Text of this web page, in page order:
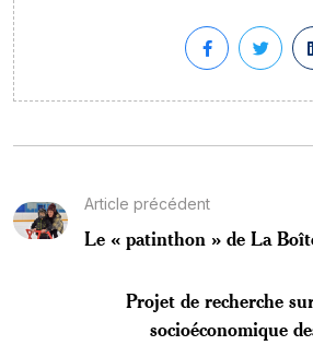
Article précédent
Le « patinthon » de La
Projet de recherche
socioéconomique